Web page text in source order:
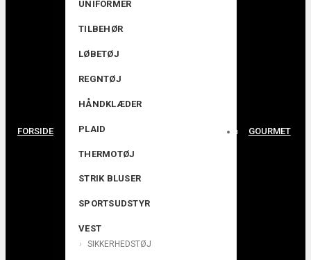
FORSIDE
UNIFORMER
TILBEHØR
LØBETØJ
REGNTØJ
HÅNDKLÆDER
PLAID
THERMOTØJ
STRIK BLUSER
SPORTSUDSTYR
VEST
SIKKERHEDSTØJ
GOURMET